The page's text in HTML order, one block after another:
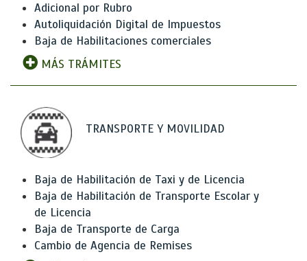
Adicional por Rubro
Autoliquidación Digital de Impuestos
Baja de Habilitaciones comerciales
MÁS TRÁMITES
TRANSPORTE Y MOVILIDAD
Baja de Habilitación de Taxi y de Licencia
Baja de Habilitación de Transporte Escolar y
de Licencia
Baja de Transporte de Carga
Cambio de Agencia de Remises